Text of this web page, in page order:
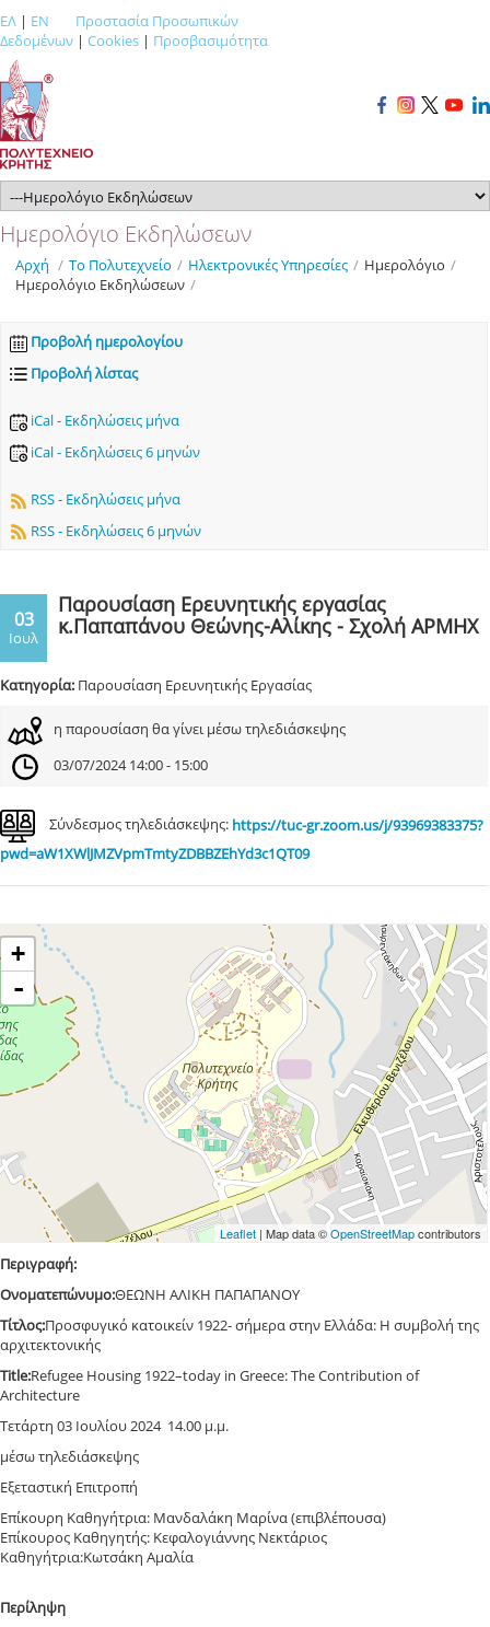
ΕΛ | EN
Προστασία Προσωπικών
Δεδομένων | Cookies | Προσβασιμότητα
Ημερολόγιο Εκδηλώσεων
Αρχή / Το Πολυτεχνείο / Ηλεκτρονικές Υπηρεσίες / Ημερολόγιο /
Ημερολόγιο Εκδηλώσεων /
Προβολή ημερολογίου
Προβολή λίστας
iCal - Εκδηλώσεις μήνα
iCal - Εκδηλώσεις 6 μηνών
RSS - Εκδηλώσεις μήνα
RSS - Εκδηλώσεις 6 μηνών
03
Ιουλ
Παρουσίαση Ερευνητικής εργασίας
κ.Παπαπάνου Θεώνης-Αλίκης - Σχολή ΑΡΜΗΧ
Κατηγορία: Παρουσίαση Ερευνητικής Εργασίας
η παρουσίαση θα γίνει μέσω τηλεδιάσκεψης
03/07/2024 14:00 - 15:00
Σύνδεσμος τηλεδιάσκεψης: https://tuc-gr.zoom.us/j/93969383375?
pwd=aW1XWlJMZVpmTmtyZDBBZEhYd3c1QT09
+
-
Leaflet| Map data ©OpenStreetMapcontributors
Περιγραφή:
Ονοματεπώνυμο:ΘΕΩΝΗ ΑΛΙΚΗ ΠΑΠΑΠΑΝΟΥ
Τίτλος:Προσφυγικό κατοικείν 1922- σήμερα στην Ελλάδα: Η συμβολή της
αρχιτεκτονικής
Τitle:Refugee Housing 1922–today in Greece: The Contribution of
Architecture
Τετάρτη 03 Ιουλίου 2024 14.00 μ.μ.
μέσω τηλεδιάσκεψης
Εξεταστική Επιτροπή
Επίκουρη Καθηγήτρια: Μανδαλάκη Μαρίνα (επιβλέπουσα)
Επίκουρος Καθηγητής: Κεφαλογιάννης Νεκτάριος
Καθηγήτρια:Κωτσάκη Αμαλία
Περίληψη